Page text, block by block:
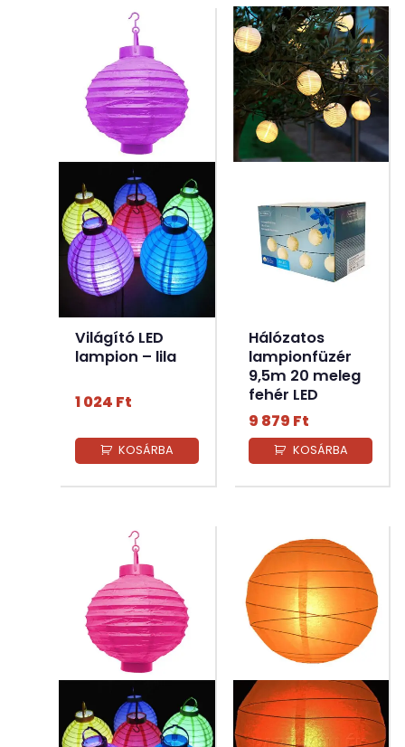
Világító LED
lampion – lila
1 024 Ft
KOSÁRBA
Hálózatos
lampionfüzér
9,5m 20 meleg
fehér LED
9 879 Ft
KOSÁRBA